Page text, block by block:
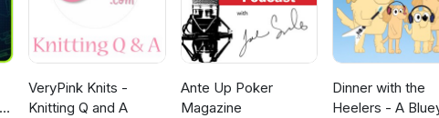
VeryPink Knits -
Knitting Q and A
Ante Up Poker
Magazine
Dinner with the
Heelers - A